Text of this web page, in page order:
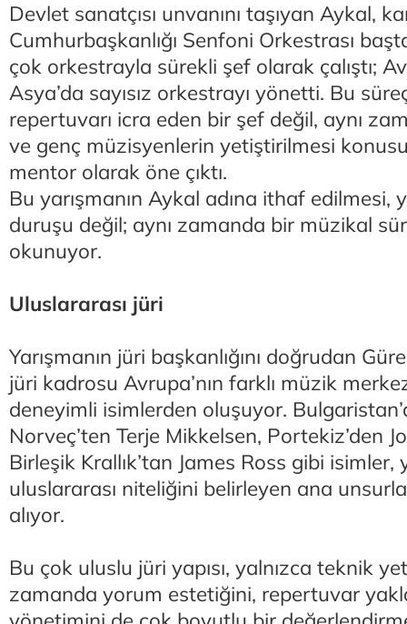
Devlet sanatçısı unvanını taşıyan Aykal,
Cumhurbaşkanlığı Senfoni Orkestrası
çok orkestrayla sürekli şef olarak çalıştı;
Asya’da sayısız orkestrayı yönetti. Bu
repertuvarı icra eden bir şef değil, aynı
ve genç müzisyenlerin yetiştirilmesi
mentor olarak öne çıktı.
Bu yarışmanın Aykal adına ithaf edilmesi,
duruşu değil; aynı zamanda bir müzikal
okunuyor.
Uluslararası jüri
Yarışmanın jüri başkanlığını doğrudan
jüri kadrosu Avrupa’nın farklı müzik
deneyimli isimlerden oluşuyor.
Norveç’ten Terje Mikkelsen, Portekiz’den
Birleşik Krallık’tan James Ross gibi isimler,
uluslararası niteliğini belirleyen ana
alıyor.
Bu çok uluslu jüri yapısı, yalnızca teknik
zamanda yorum estetiğini, repertuvar